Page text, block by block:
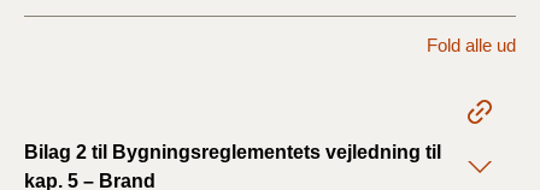
2022)
BR18 (1/1 - 30/6
2022)
Fold alle ud
Bilag 2 til Bygningsreglementets vejledning til
kap. 5 – Brand